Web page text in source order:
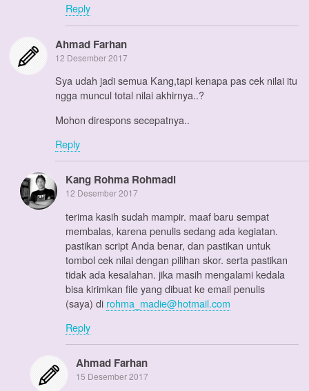
Reply
Ahmad Farhan
12 Desember 2017
Sya udah jadi semua Kang,tapi kenapa pas cek nilai itu
ngga muncul total nilai akhirnya..?
Mohon direspons secepatnya..
Reply
Kang Rohma Rohmadi
12 Desember 2017
terima kasih sudah mampir. maaf baru sempat
membalas, karena penulis sedang ada kegiatan.
pastikan script Anda benar, dan pastikan untuk
tombol cek nilai dengan pilihan skor. serta pastikan
tidak ada kesalahan. jika masih mengalami kedala
bisa kirimkan file yang dibuat ke email penulis
(saya) di rohma_madie@hotmail.com
Reply
Ahmad Farhan
15 Desember 2017